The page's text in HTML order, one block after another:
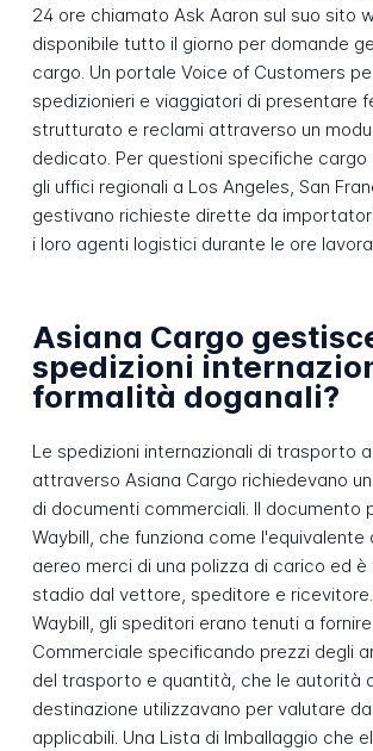
24 ore chiamato Ask Aaron sul suo sito
disponibile tutto il giorno per domande
cargo. Un portale Voice of Customers
spedizionieri e viaggiatori di presentare
strutturato e reclami attraverso un
dedicato. Per questioni specifiche cargo
gli uffici regionali a Los Angeles, San
gestivano richieste dirette da
i loro agenti logistici durante le ore
Asiana Cargo
spedizioni
formalità doganali?
Le spedizioni internazionali di trasporto
attraverso Asiana Cargo richiedevano
di documenti commerciali. Il documento
Waybill, che funziona come
aereo merci di una polizza di carico ed
stadio dal vettore, speditore e ricevitore.
Waybill, gli speditori erano tenuti a
Commerciale specificando prezzi degli
del trasporto e quantità, che le autorità
destinazione utilizzavano per valutare
applicabili. Una Lista di Imballaggio che